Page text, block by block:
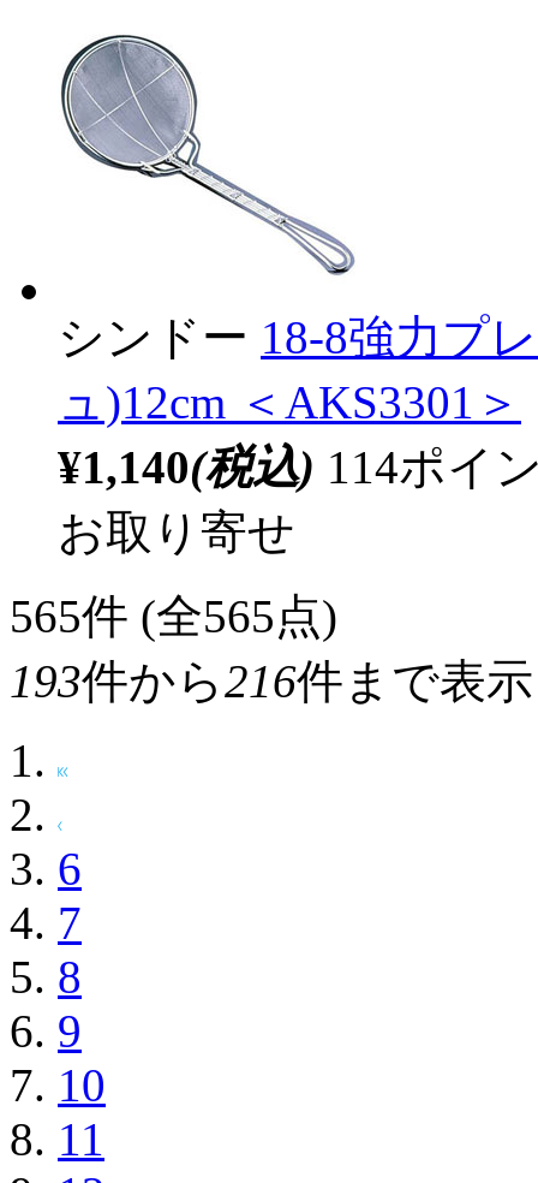
シンドー 18-8強力プ
ュ)12cm ＜AKS3301＞
¥1,140(税込) 114ポイ
お取り寄せ
565件 (全565点)
193件から216件まで表示
6
7
8
9
10
11